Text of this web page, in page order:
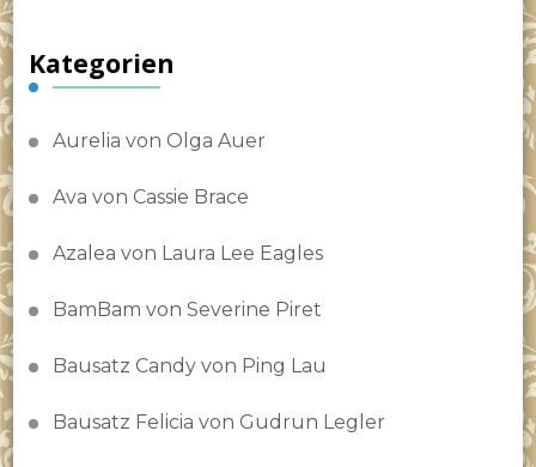
Kategorien
Aurelia von Olga Auer
Ava von Cassie Brace
Azalea von Laura Lee Eagles
BamBam von Severine Piret
Bausatz Candy von Ping Lau
Bausatz Felicia von Gudrun Legler